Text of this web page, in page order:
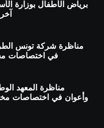
برياض الأطفال بوزارة
آخر
في اختصاصات مختلفة
مناظرة المعهد